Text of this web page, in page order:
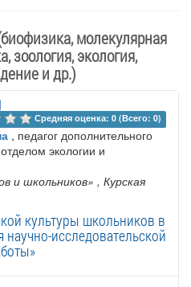
молекулярная
зоология, экология,
и др.)
Средняя оценка: 0 (Всего: 0)
, педагог дополнительного
экологии и
и школьников» , Курская
культуры школьников в
исследовательской